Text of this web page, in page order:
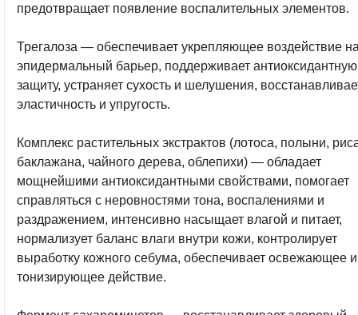
предотвращает появление воспалительных элементов.
Трегалоза — обеспечивает укрепляющее воздействие
эпидермальный барьер, поддерживает антиоксидантную
защиту, устраняет сухость и шелушения,
эластичность и упругость.
Комплекс растительных экстрактов (лотоса, полыни,
баклажана, чайного дерева, облепихи) — обладает
мощнейшими антиоксидантными свойствами, помогает
справляться с неровностями тона, воспалениями и
раздражением, интенсивно насыщает влагой и питает,
нормализует баланс влаги внутри кожи, контролирует
выработку кожного себума, обеспечивает освежающее и
тонизирующее действие.